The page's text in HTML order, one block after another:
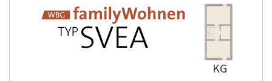
KG